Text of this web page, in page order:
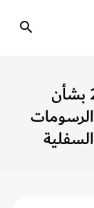
قرار إداري رقم (29) لسنة 2003 بشأن